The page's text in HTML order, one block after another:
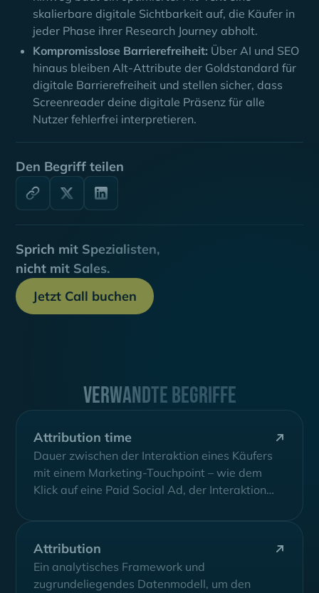
Den Begriff teilen
Sprich mit Spezialisten,
nicht mit Sales.
Jetzt Call buchen
skalierbare digitale Sichtbarkeit auf, die Käufer in
jeder Phase ihrer Research Journey abholt.
Kompromisslose Barrierefreiheit: Über AI und SEO
hinaus bleiben Alt-Attribute der Goldstandard für
digitale Barrierefreiheit und stellen sicher, dass
Screenreader deine digitale Präsenz für alle
Nutzer fehlerfrei interpretieren.
Verwandte Begriffe
Attribution time
Dauer zwischen der Interaktion eines Käufers
mit einem Marketing-Touchpoint – wie dem
Klick auf eine Paid Social Ad, der Interaktion
einem entsprechenden Conversion-Event
Attribution
Ein analytisches Framework und
zugrundeliegendes Datenmodell, um den